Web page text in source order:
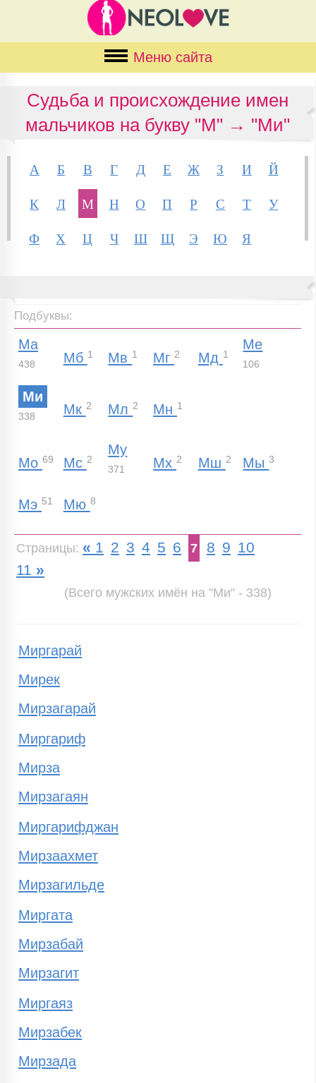
Меню сайта
Судьба и происхождение имен
мальчиков на букву "М" → "Ми"
А Б В Г Д Е Ж З И
Й
К
Л М Н О П Р С Т
У
Ф
Х Ц Ч Ш Щ Э Ю Я
Подбуквы:
Ма
438 Мб 1 Мв 1 Мг2 Мд 1
Ме
106
Ми
338 Мк 2 Мл2 Мн 1
Мо 69 Мс 2
Му
371 Мх2 Мш 2 Мы3
Мэ 51 Мю 8
Страницы: « 1 2 3 4 5 6 7 8 9 10
11 »
(Всего мужских имён на "Ми" - 338)
Миргарай
Мирек
Мирзагарай
Миргариф
Мирза
Мирзагаян
Миргарифджан
Мирзаахмет
Мирзагильде
Миргата
Мирзабай
Мирзагит
Миргаяз
Мирзабек
Мирзада